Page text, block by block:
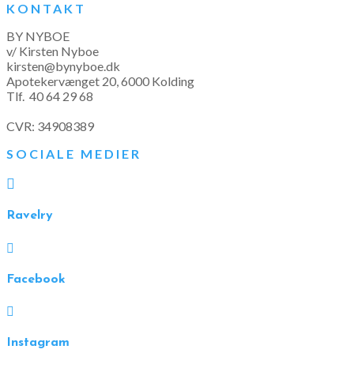
KONTAKT
BY NYBOE
v/ Kirsten Nyboe
kirsten@bynyboe.dk
Apotekervænget 20, 6000 Kolding
Tlf. 40 64 29 68
CVR: 34908389
SOCIALE MEDIER

Ravelry

Facebook

Instagram